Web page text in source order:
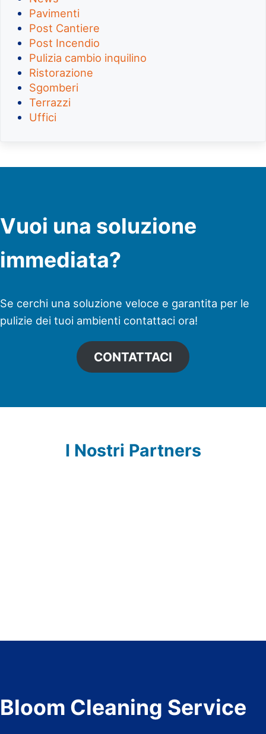
Pavimenti
Post Cantiere
Post Incendio
Pulizia cambio inquilino
Ristorazione
Sgomberi
Terrazzi
Uffici
Vuoi una soluzione
immediata?
Se cerchi una soluzione veloce e garantita per le
pulizie dei tuoi ambienti contattaci ora!
CONTATTACI
I Nostri Partners
Bloom Cleaning Service